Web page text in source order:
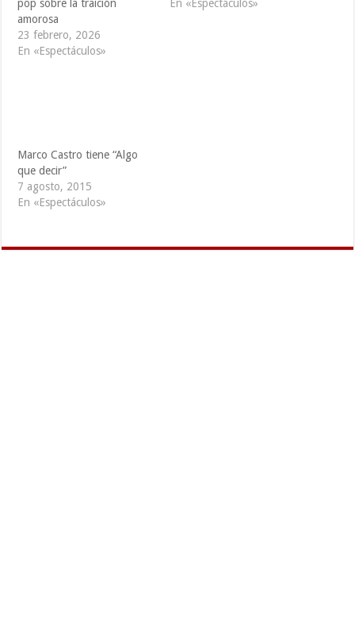
pop sobre la traición
amorosa
23 febrero, 2026
En «Espectáculos»
En «Espectáculos»
Marco Castro tiene “Algo
que decir”
7 agosto, 2015
En «Espectáculos»